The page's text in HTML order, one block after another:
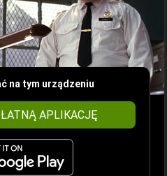
na tym urządzeniu
APLIKACJĘ